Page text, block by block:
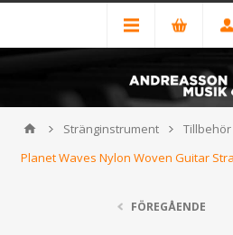
Stränginstrument Tillbehör
Planet Waves Nylon Woven Guitar
FÖREGÅENDE